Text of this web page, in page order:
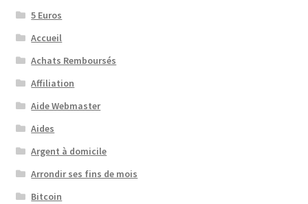
5 Euros
Accueil
Achats Remboursés
Affiliation
Aide Webmaster
Aides
Argent à domicile
Arrondir ses fins de mois
Bitcoin